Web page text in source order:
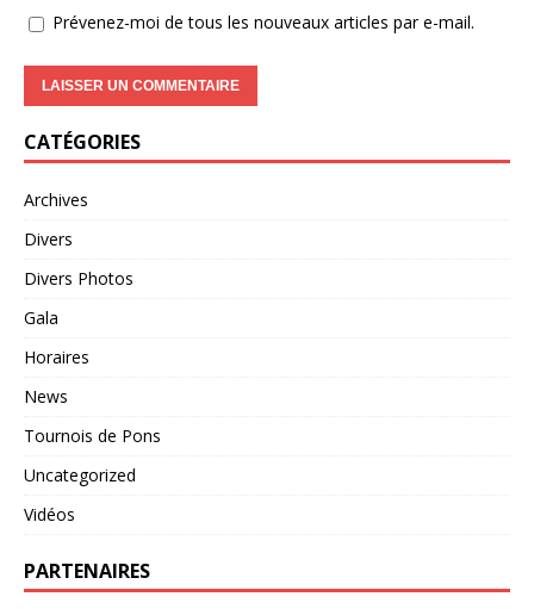
Prévenez-moi de tous les nouveaux articles par e-mail.
CATÉGORIES
Archives
Divers
Divers Photos
Gala
Horaires
News
Tournois de Pons
Uncategorized
Vidéos
PARTENAIRES